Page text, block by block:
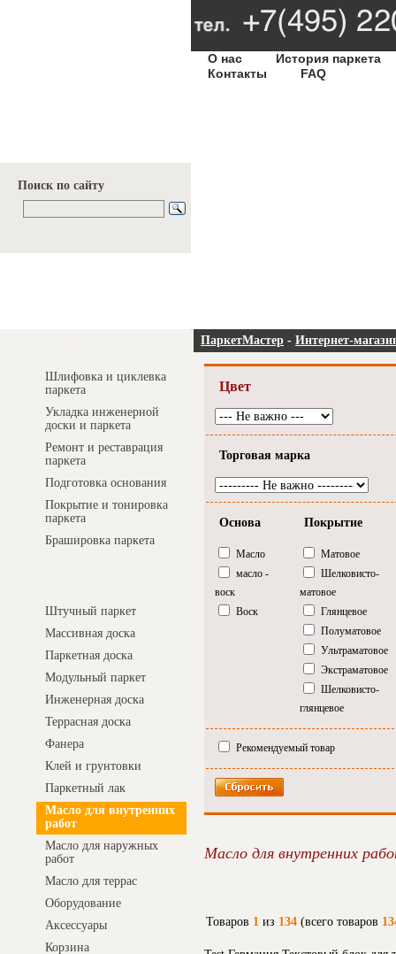
Поиск по сайту
О нас
История паркета
Контакты
FAQ
Шлифовка и циклевка
паркета
Укладка инженерной
доски и паркета
Ремонт и реставрация
паркета
Подготовка основания
Покрытие и тонировка
паркета
Брашировка паркета
Штучный паркет
Массивная доска
Паркетная доска
Модульный паркет
Инженерная доска
Террасная доска
Фанера
Клей и грунтовки
Паркетный лак
Масло для внутренних
работ
Масло для наружных
работ
Масло для террас
Оборудование
Аксессуары
Корзина
ПаркетМастер - Интернет-
Цвет
Торговая марка
Основа
Масло
масло -
воск
Воск
Покрытие
Матовое
Шелковисто-
матовое
Глянцевое
Полуматовое
Ультраматовое
Экстраматовое
Шелковисто-
глянцевое
Рекомендуемый товар
Масло для внутренних
Товаров 1 из 134 (всего товаров